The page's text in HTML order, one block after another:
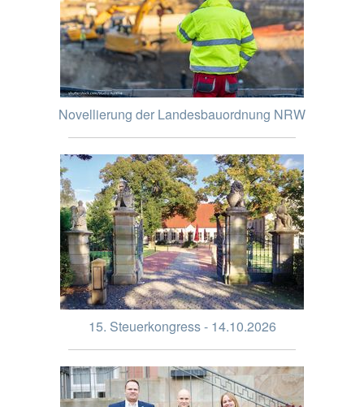
Novellierung der Landesbauordnung NRW
15. Steuerkongress - 14.10.2026